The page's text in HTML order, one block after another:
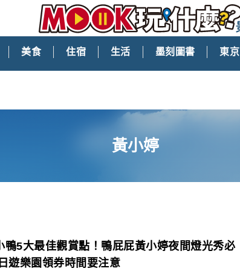
美食 住宿 生活 墨刻圖書 東京
黃小婷
鴨5大最佳觀賞點！鴨屁屁黃小婷夜間燈光秀必
遊樂園領券時間要注意